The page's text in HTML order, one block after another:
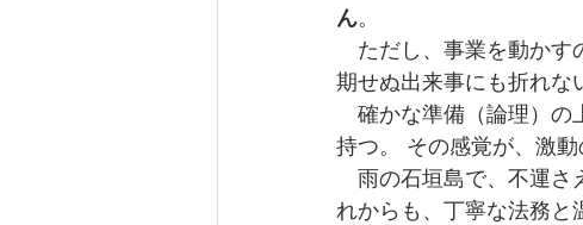
ん。
ただし、事業を動かす
期せぬ出来事にも折れな
確かな準備（論理）の
持つ。 その感覚が、激
雨の石垣島で、不運さ
れからも、丁寧な法務と